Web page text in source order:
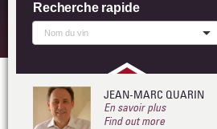
Recherche rapide
JEAN-MARC QUARIN
En savoir plus
Find out more